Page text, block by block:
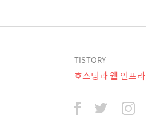
TISTORY
호스팅과 웹 인프라